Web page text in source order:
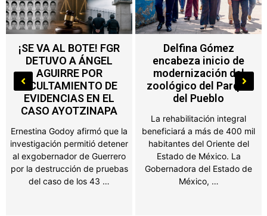
Delfina Gómez
encabeza inicio de
modernización del
zoológico del Parque
del Pueblo
beneficiará a más de 400 mil
habitantes del Oriente del
Estado de México. La
Gobernadora del Estado de
México, …
Nuevo impuesto en
Edoméx alcanza a
máquinas de
videojuegos, ferias y
salones de fiesta
Propietarios de negocios,
salones de fiestas, ferias y
establecimientos que
obtengan ingresos por juegos
o espectáculos públicos en el
Estado de México …